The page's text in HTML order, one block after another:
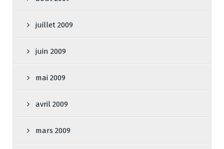
juillet 2009
juin 2009
mai 2009
avril 2009
mars 2009